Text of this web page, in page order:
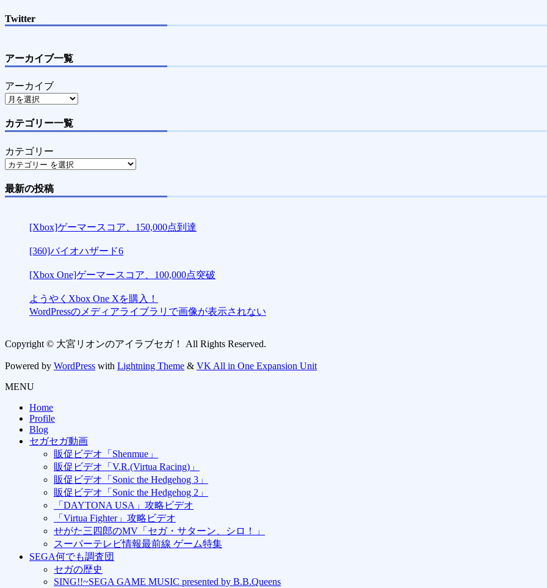
Twitter
アーカイブ一覧
アーカイブ
カテゴリー一覧
カテゴリー
最新の投稿
[Xbox]ゲーマースコア、150,000点到達
[360]バイオハザード6
[Xbox One]ゲーマースコア、100,000点突破
ようやくXbox One Xを購入！
WordPressのメディアライブラリで画像が表示されない
Copyright © 大宮リオンのアイラブセガ！ All Rights Reserved.
Powered by WordPress with Lightning Theme & VK All in One Expansion Unit
MENU
Home
Profile
Blog
セガセガ動画
販促ビデオ「Shenmue」
販促ビデオ「V.R.(Virtua Racing)」
販促ビデオ「Sonic the Hedgehog 3」
販促ビデオ「Sonic the Hedgehog 2」
「DAYTONA USA」攻略ビデオ
「Virtua Fighter」攻略ビデオ
せがた三四郎のMV「セガ・サターン、シロ！」
スーパーテレビ情報最前線 ゲーム特集
SEGA何でも調査団
セガの歴史
SING!!~SEGA GAME MUSIC presented by B.B.Queens